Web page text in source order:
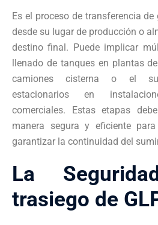
Es el proceso de transferencia
desde su lugar de producción o
destino final. Puede implicar
llenado de tanques en plantas
camiones cisterna o el
estacionarios en
comerciales. Estas etapas
manera segura y eficiente
garantizar la continuidad del
La
trasiego de